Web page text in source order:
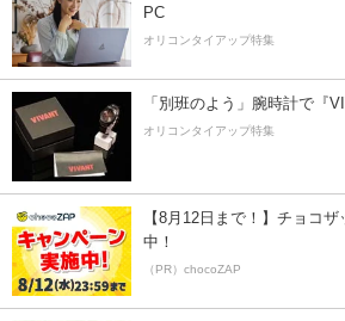
PC
オリコンタイアップ特集
「別班のよう」腕時計で『
オリコンタイアップ特集
【8月12日まで！】チョコ
中！
（PR）chocoZAP